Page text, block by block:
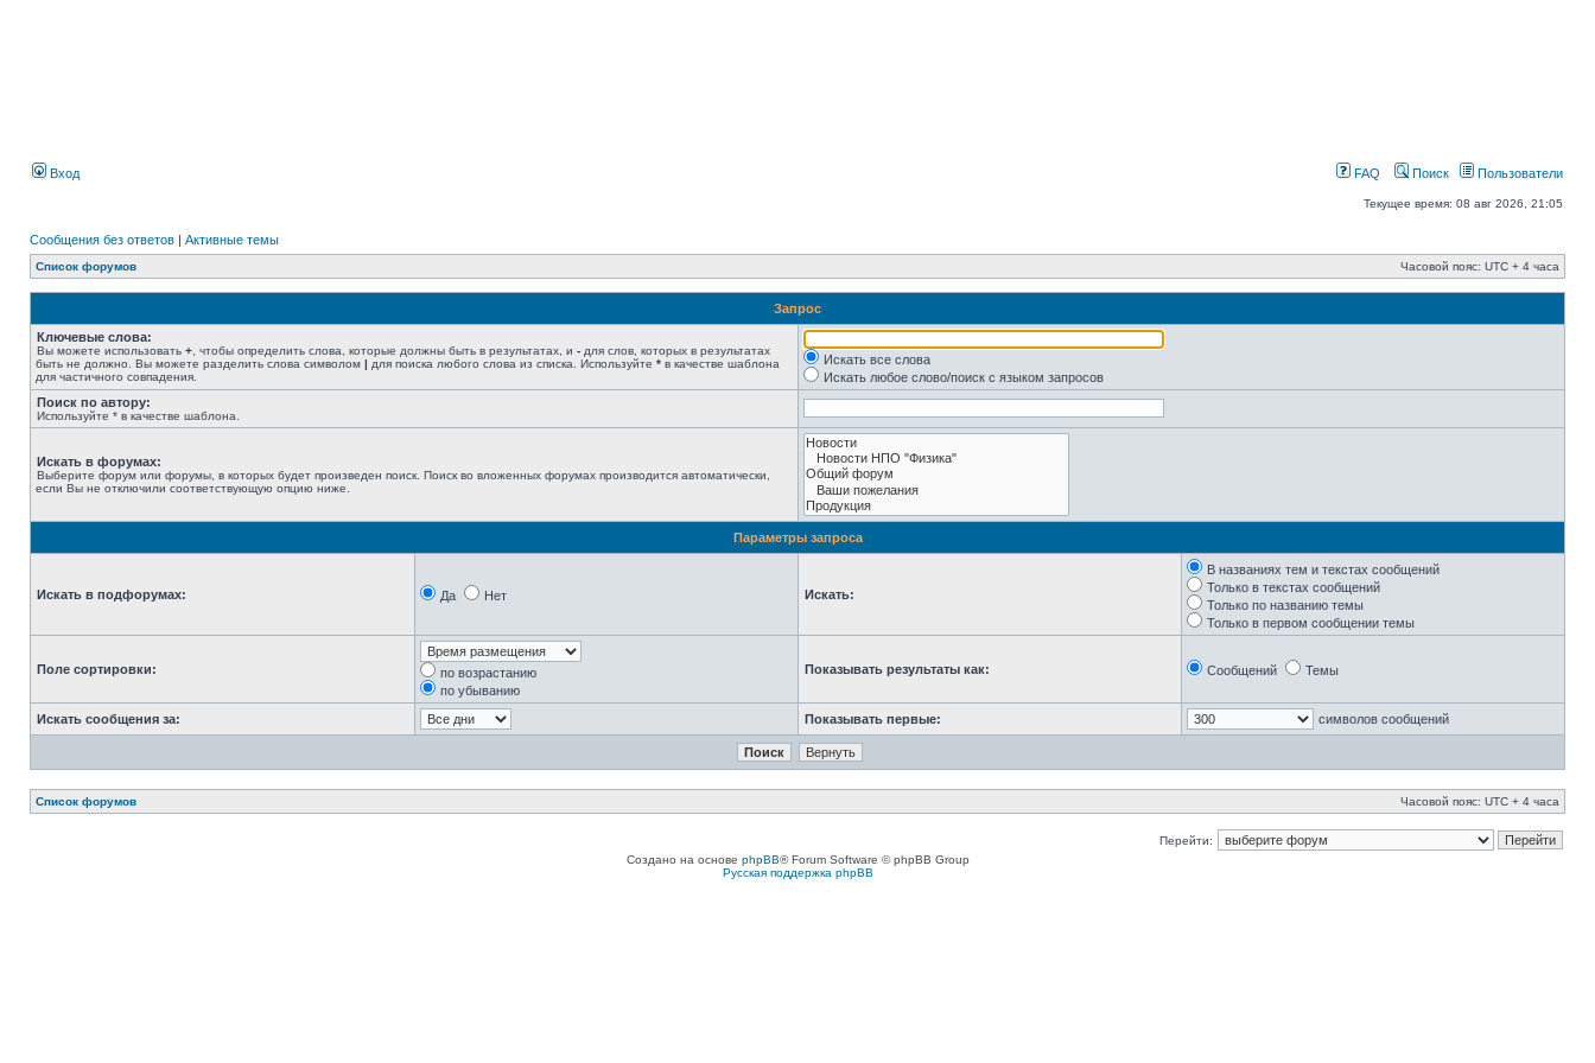
Вход FAQ Поиск Пользователи
Текущее время: 08 авг 2026, 21:05
Сообщения без ответов | Активные темы
Список форумов Часовой пояс: UTC + 4 часа
Запрос
Ключевые слова:
Вы можете использовать + , чтобы определить слова, которые должны быть в результатах, и - для слов, которых в результатах
быть не должно. Вы можете разделить слова символом | для поиска любого слова из списка. Используйте * в качестве шаблона
для частичного совпадения.
Искать все слова
Искать любое слово/поиск с языком запросов
Поиск по автору:
Используйте * в качестве шаблона.
Искать в форумах:
Выберите форум или форумы, в которых будет произведен поиск. Поиск во вложенных форумах производится автоматически,
если Вы не отключили соответствующую опцию ниже.
Параметры запроса
Искать в подфорумах: Да Нет Искать:
В названиях тем и текстах сообщений
Только в текстах сообщений
Только по названию темы
Только в первом сообщении темы
Поле сортировки:
по возрастанию
по убыванию
Показывать результаты как: Сообщений Темы
Искать сообщения за: Показывать первые: символов сообщений
Список форумов Часовой пояс: UTC + 4 часа
Перейти:
Создано на основе phpBB® Forum Software © phpBB Group
Русская поддержка phpBB